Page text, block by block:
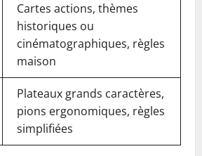
Cartes actions, thèmes
historiques ou
cinématographiques, règles
maison
Plateaux grands caractères,
pions ergonomiques, règles
simplifiées